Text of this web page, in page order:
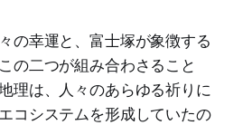
の幸運と、富士塚が象徴する
の二つが組み合わさること
理は、人々のあらゆる祈りに
コシステムを形成していたの